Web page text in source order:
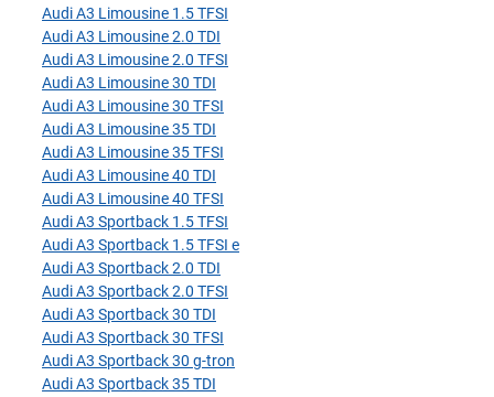
Audi A3 Limousine 1.5 TFSI
Audi A3 Limousine 2.0 TDI
Audi A3 Limousine 2.0 TFSI
Audi A3 Limousine 30 TDI
Audi A3 Limousine 30 TFSI
Audi A3 Limousine 35 TDI
Audi A3 Limousine 35 TFSI
Audi A3 Limousine 40 TDI
Audi A3 Limousine 40 TFSI
Audi A3 Sportback 1.5 TFSI
Audi A3 Sportback 1.5 TFSI e
Audi A3 Sportback 2.0 TDI
Audi A3 Sportback 2.0 TFSI
Audi A3 Sportback 30 TDI
Audi A3 Sportback 30 TFSI
Audi A3 Sportback 30 g-tron
Audi A3 Sportback 35 TDI